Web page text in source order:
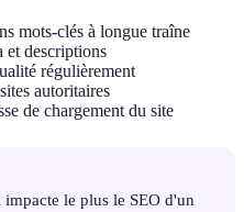
mots-clés à longue traîne
et descriptions
régulièrement
autoritaires
de chargement du site
impacte le plus le SEO d'un